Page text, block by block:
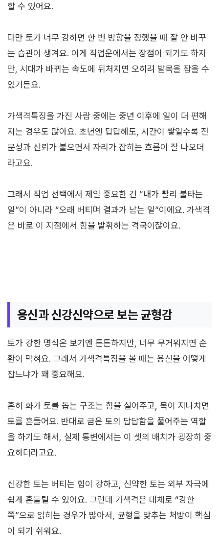
할 수 있어요.
다만 토가 너무 강하면 한 번 방향을 정했을 때 잘 안 바꾸
는 습관이 생겨요. 이게 직업운에서는 장점이 되기도 하지
만, 시대가 바뀌는 속도에 뒤처지면 오히려 발목을 잡을 수
있거든요.
가색격특징을 가진 사람 중에는 중년 이후에 일이 더 편해
지는 경우도 많아요. 초년엔 답답해도, 시간이 쌓일수록 전
문성과 신뢰가 붙으면서 자리가 잡히는 흐름이 잘 나오더
라고요.
그래서 직업 선택에서 제일 중요한 건 “내가 빨리 불타는
일”이 아니라 “오래 버티며 결과가 남는 일”이에요. 가색격
은 바로 이 지점에서 힘을 발휘하는 격국이잖아요.
용신과 신강신약으로 보는 균형감
토가 강한 명식은 보기엔 튼튼하지만, 너무 무거워지면 순
환이 막혀요. 그래서 가색격특징을 볼 때는 용신을 어떻게
잡느냐가 꽤 중요해요.
흔히 화가 토를 돕는 구조는 힘을 실어주고, 목이 지나치면
토를 흔들어요. 반대로 금은 토의 답답함을 풀어주는 역할
을 하기도 해서, 실제 통변에서는 이 셋의 배치가 굉장히 중
요하더라고요.
신강한 토는 버티는 힘이 강하고, 신약한 토는 외부 자극에
쉽게 흔들릴 수 있어요. 그런데 가색격은 대체로 “강한
쪽”으로 읽히는 경우가 많아서, 균형을 맞추는 처방이 핵심
이 되기 쉬워요.